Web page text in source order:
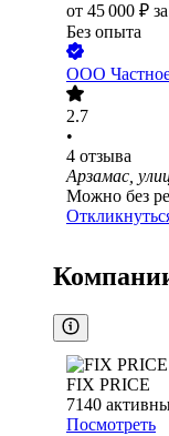
от 45 000 ₽
Без опыта
ООО
2.7
•
4 отзыва
Арзамас,
Можно без
FIX PRICE
7140
Посмотреть